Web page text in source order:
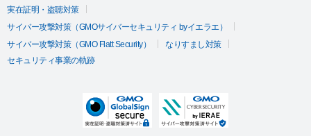
実在証明・盗聴対策
サイバー攻撃対策（GMOサイバーセキュリティ byイエラエ）
サイバー攻撃対策（GMO Flatt Security）
なりすまし対策
セキュリティ事業の軌跡